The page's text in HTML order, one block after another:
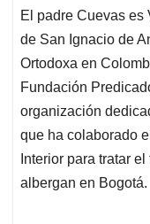
El padre Cuevas
de San Ignacio de
Ortodoxa en
Fundación
organización
que ha colaborado
Interior para tratar
albergan en Bogotá.